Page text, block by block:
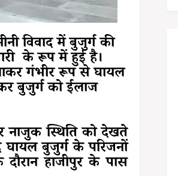
विवाद में बुजुर्ग की
के रूप में हुई है।
गंभीर रूप से घायल
बुजुर्ग को ईलाज
नाजुक स्थिति को देखते
बुजुर्ग के परिजनों
हाजीपुर के पास